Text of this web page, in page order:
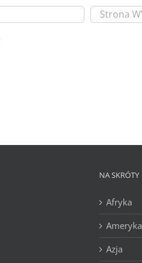
NA SKRÓTY
Afryka
Ameryka
Azja